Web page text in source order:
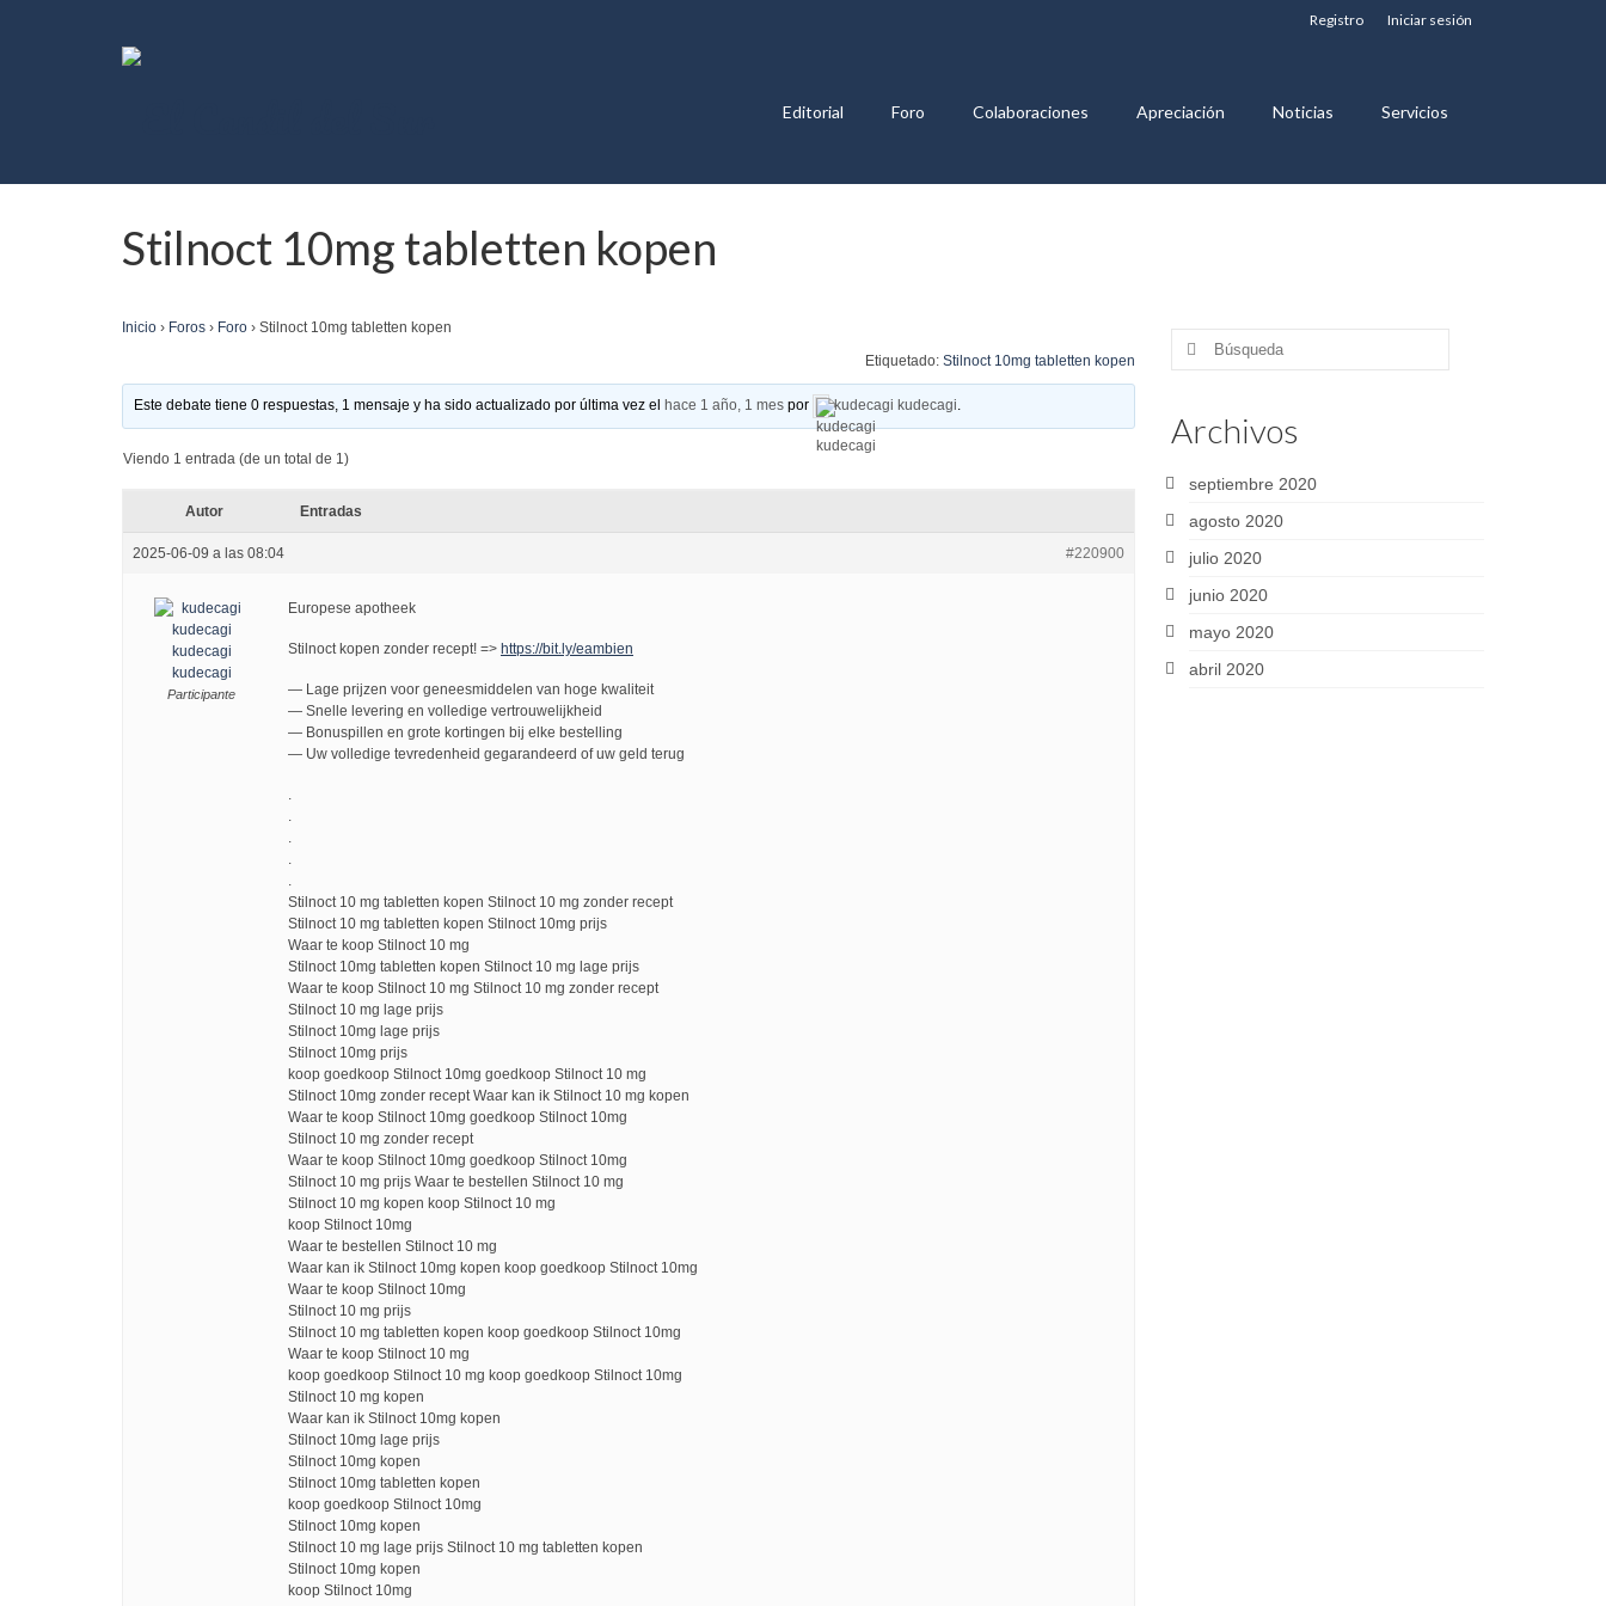
Registro Iniciar sesión
Editorial Foro Colaboraciones Apreciación Noticias Servicios
Stilnoct 10mg tabletten kopen
Inicio › Foros › Foro › Stilnoct 10mg tabletten kopen
Etiquetado: Stilnoct 10mg tabletten kopen
Este debate tiene 0 respuestas, 1 mensaje y ha sido actualizado por última vez el hace 1 año, 1 mes por kudecagi kudecagi.
Viendo 1 entrada (de un total de 1)
Autor Entradas
2025-06-09 a las 08:04 #220900
kudecagi
kudecagi
Participante
Europese apotheek
Stilnoct kopen zonder recept! => https://bit.ly/eambien
— Lage prijzen voor geneesmiddelen van hoge kwaliteit
— Snelle levering en volledige vertrouwelijkheid
— Bonuspillen en grote kortingen bij elke bestelling
— Uw volledige tevredenheid gegarandeerd of uw geld terug
.
.
.
.
.
Stilnoct 10 mg tabletten kopen Stilnoct 10 mg zonder recept
Stilnoct 10 mg tabletten kopen Stilnoct 10mg prijs
Waar te koop Stilnoct 10 mg
Stilnoct 10mg tabletten kopen Stilnoct 10 mg lage prijs
Waar te koop Stilnoct 10 mg Stilnoct 10 mg zonder recept
Stilnoct 10 mg lage prijs
Stilnoct 10mg lage prijs
Stilnoct 10mg prijs
koop goedkoop Stilnoct 10mg goedkoop Stilnoct 10 mg
Stilnoct 10mg zonder recept Waar kan ik Stilnoct 10 mg kopen
Waar te koop Stilnoct 10mg goedkoop Stilnoct 10mg
Stilnoct 10 mg zonder recept
Waar te koop Stilnoct 10mg goedkoop Stilnoct 10mg
Stilnoct 10 mg prijs Waar te bestellen Stilnoct 10 mg
Stilnoct 10 mg kopen koop Stilnoct 10 mg
koop Stilnoct 10mg
Waar te bestellen Stilnoct 10 mg
Waar kan ik Stilnoct 10mg kopen koop goedkoop Stilnoct 10mg
Waar te koop Stilnoct 10mg
Stilnoct 10 mg prijs
Stilnoct 10 mg tabletten kopen koop goedkoop Stilnoct 10mg
Waar te koop Stilnoct 10 mg
koop goedkoop Stilnoct 10 mg koop goedkoop Stilnoct 10mg
Stilnoct 10 mg kopen
Waar kan ik Stilnoct 10mg kopen
Stilnoct 10mg lage prijs
Stilnoct 10mg kopen
Stilnoct 10mg tabletten kopen
koop goedkoop Stilnoct 10mg
Stilnoct 10mg kopen
Stilnoct 10 mg lage prijs Stilnoct 10 mg tabletten kopen
Stilnoct 10mg kopen
koop Stilnoct 10mg
Buscar
Archivos
septiembre 2020
agosto 2020
julio 2020
junio 2020
mayo 2020
abril 2020